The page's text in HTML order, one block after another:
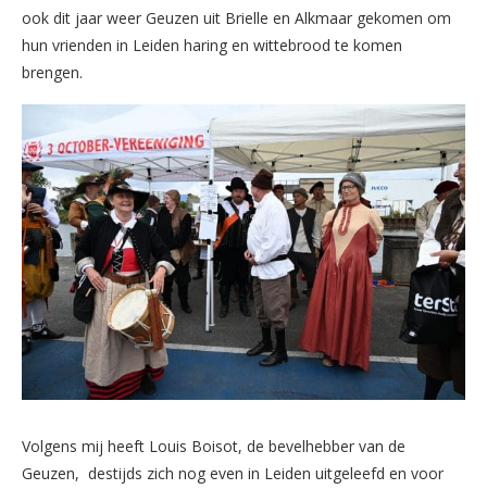
ook dit jaar weer Geuzen uit Brielle en Alkmaar gekomen om
hun vrienden in Leiden haring en wittebrood te komen
brengen.
Volgens mij heeft Louis Boisot, de bevelhebber van de
Geuzen, destijds zich nog even in Leiden uitgeleefd en voor